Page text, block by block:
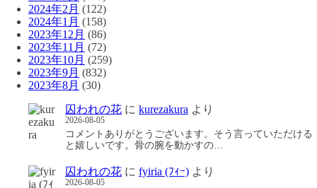
2024年2月 (122)
2024年1月 (158)
2023年12月 (86)
2023年11月 (72)
2023年10月 (259)
2023年9月 (832)
2023年8月 (30)
囚われの花 に kurezakura より
2026-08-05
コメントありがとうございます。そう言っていただける
と嬉しいです。骨の腕を動かすの…
囚われの花 に fyiria (ﾌｨｰ) より
2026-08-05